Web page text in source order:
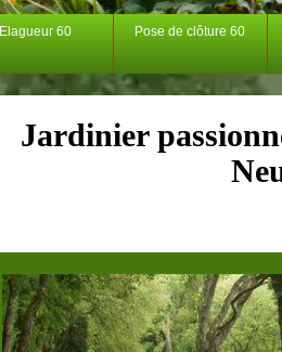
Elagueur 60 Pose de clôture 60
Jardinier